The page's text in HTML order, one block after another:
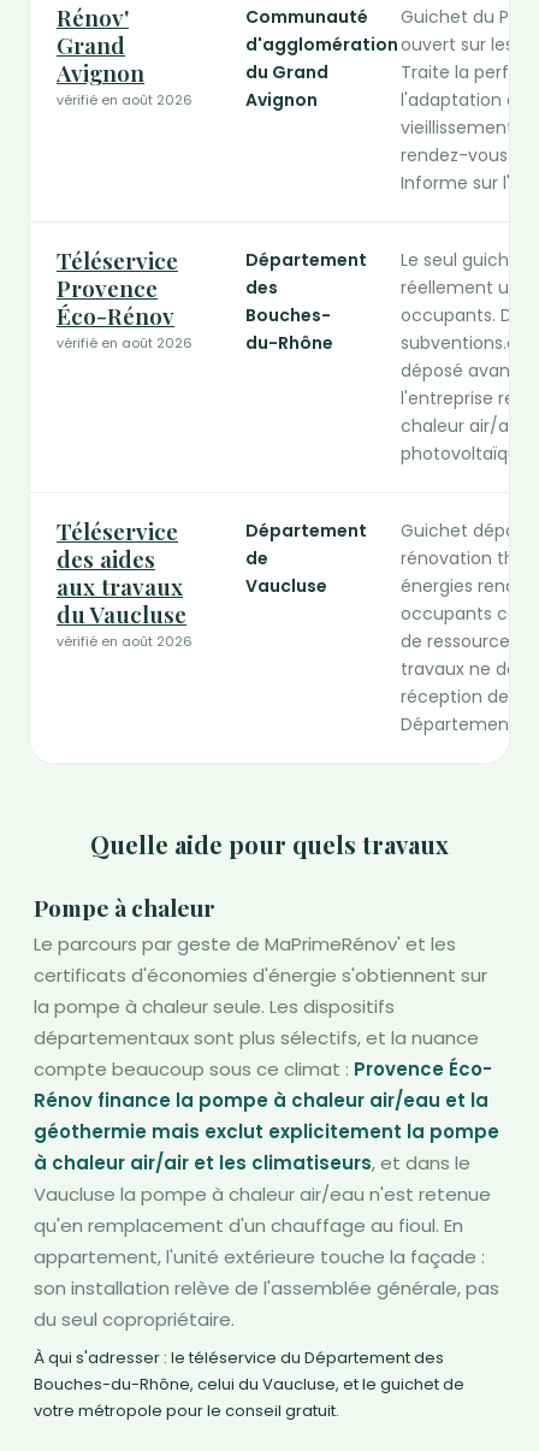
Rénov'
Grand
Avignon
vérifié en août 2026
Communauté
d'agglomération
du Grand
Avignon
Guichet du
ouvert sur les
Traite la
l'adaptation du
vieillissement,
rendez-vous
Informe sur
Téléservice
Provence
Éco-Rénov
vérifié en août 2026
Département
des
Bouches-
du-Rhône
Le seul guichet
réellement une
occupants.
déposé avant
l'entreprise
chaleur air/air,
Téléservice
des aides
aux travaux
du Vaucluse
vérifié en août 2026
Département
de
Vaucluse
Guichet
rénovation
énergies
occupants
de ressources.
travaux ne
réception de
Département.
Quelle aide pour quels travaux
Pompe à chaleur
Le parcours par geste de MaPrimeRénov' et les
certificats d'économies d'énergie s'obtiennent sur
la pompe à chaleur seule. Les dispositifs
départementaux sont plus sélectifs, et la nuance
compte beaucoup sous ce climat : Provence Éco-
Rénov finance la pompe à chaleur air/eau et la
géothermie mais exclut explicitement la pompe
à chaleur air/air et les climatiseurs, et dans le
Vaucluse la pompe à chaleur air/eau n'est retenue
qu'en remplacement d'un chauffage au fioul. En
appartement, l'unité extérieure touche la façade :
son installation relève de l'assemblée générale, pas
du seul copropriétaire.
À qui s'adresser : le téléservice du Département des
Bouches-du-Rhône, celui du Vaucluse, et le guichet de
votre métropole pour le conseil gratuit.